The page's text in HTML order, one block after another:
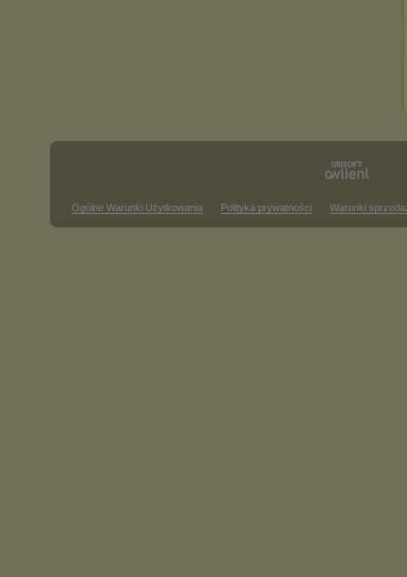
Ogólne Warunki Użytkowania Polityka prywatności Warunki